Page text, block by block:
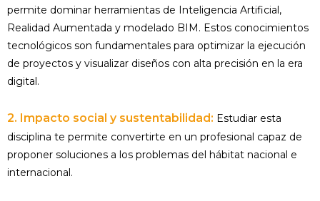
permite dominar herramientas de Inteligencia Artificial,
Realidad Aumentada y modelado BIM. Estos conocimientos
tecnológicos son fundamentales para optimizar la ejecución
de proyectos y visualizar diseños con alta precisión en la era
digital.
2. Impacto social y sustentabilidad: Estudiar esta
disciplina te permite convertirte en un profesional capaz de
proponer soluciones a los problemas del hábitat nacional e
internacional.